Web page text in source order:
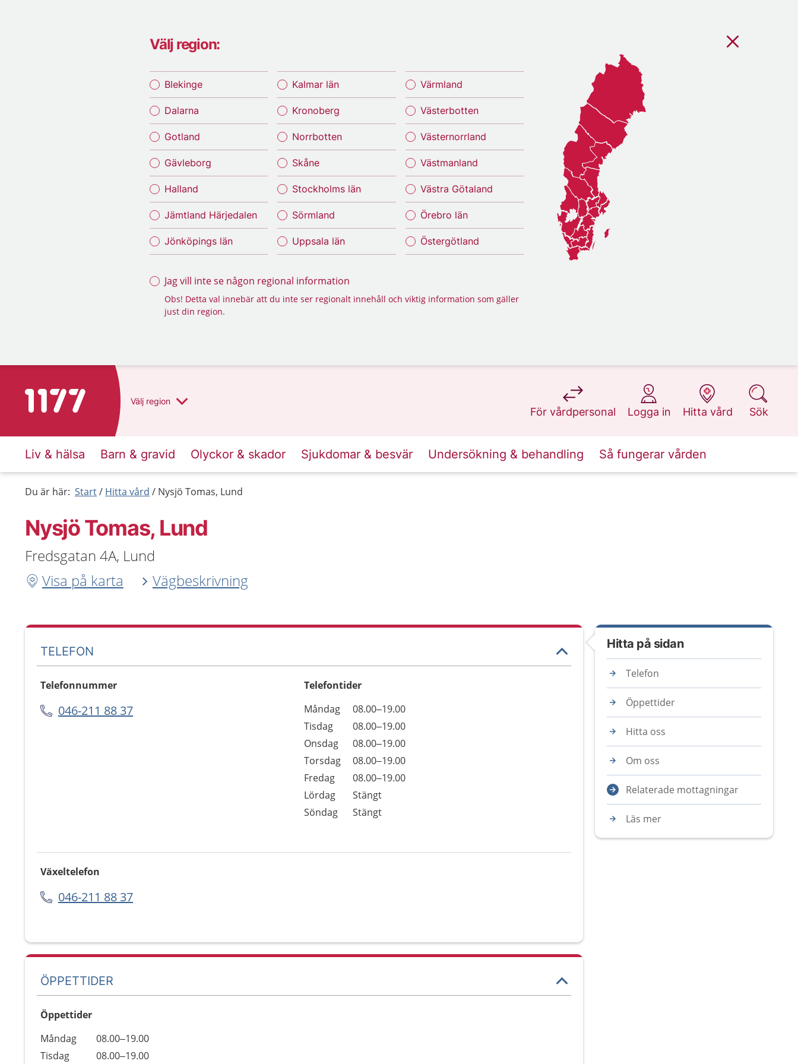
Välj region:
Blekinge
Dalarna
Gotland
Gävleborg
Halland
Jämtland Härjedalen
Jönköpings län
Kalmar län
Kronoberg
Norrbotten
Skåne
Stockholms län
Sörmland
Uppsala län
Värmland
Västerbotten
Västernorrland
Västmanland
Västra Götaland
Örebro län
Östergötland
Jag vill inte se någon regional information
Obs! Detta val innebär att du inte ser regionalt innehåll och viktig information som gäller
just din region.
Till startsidan för 1177 Välj region
För vårdpersonal
på 1177.se
Logga in
på 1177.se
Hitta vård
på 1177.se
Sök
på 1177.se
Liv & hälsa Barn & gravid Olyckor & skador Sjukdomar & besvär Undersökning & behandling Så fungerar vården
Du är här: Start Hitta vård Nysjö Tomas, Lund
Nysjö Tomas, Lund
Fredsgatan 4A, Lund
Visa på karta
Vägbeskrivning
TELEFON
Telefonnummer
046-211 88 37
Telefontider
Dag
Öppettider
Kommentarer
Måndag
08.00–19.00
Tisdag
08.00–19.00
Onsdag
08.00–19.00
Torsdag
08.00–19.00
Fredag
08.00–19.00
Lördag
Stängt
Söndag
Stängt
Växeltelefon
046-211 88 37
ÖPPETTIDER
Öppettider
Dag
Öppettider
Kommentarer
Måndag
08.00–19.00
Tisdag
08.00–19.00
Hitta på sidan
Telefon
Öppettider
Hitta oss
Om oss
Relaterade mottagningar
Läs mer